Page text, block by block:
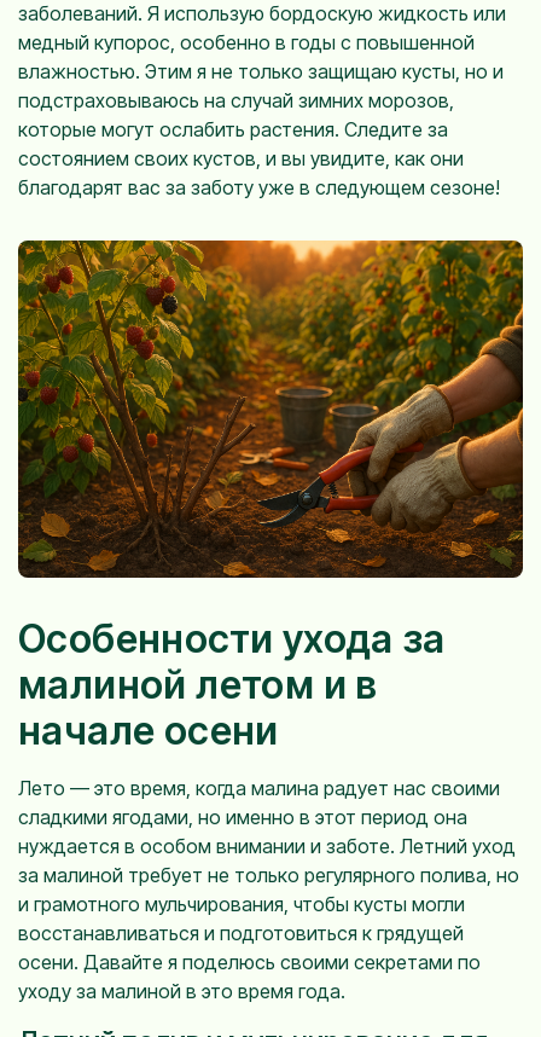
заболеваний. Я использую бордоскую жидкость или
медный купорос, особенно в годы с повышенной
влажностью. Этим я не только защищаю кусты, но и
подстраховываюсь на случай зимних морозов,
которые могут ослабить растения. Следите за
состоянием своих кустов, и вы увидите, как они
благодарят вас за заботу уже в следующем сезоне!
Особенности ухода за
малиной летом и в
начале осени
Лето — это время, когда малина радует нас своими
сладкими ягодами, но именно в этот период она
нуждается в особом внимании и заботе. Летний уход
за малиной требует не только регулярного полива, но
и грамотного мульчирования, чтобы кусты могли
восстанавливаться и подготовиться к грядущей
осени. Давайте я поделюсь своими секретами по
уходу за малиной в это время года.